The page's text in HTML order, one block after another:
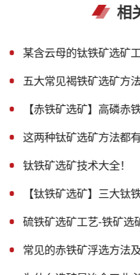
相
某含云母的钛铁矿选矿
五大常见褐铁矿选矿方法
【赤铁矿选矿】高磷赤铁
这两种钛矿选矿方法都
钛铁矿选矿技术大全！
【钛铁矿选矿】三大钛
硫铁矿选矿工艺-铁矿选
常见的赤铁矿浮选方法